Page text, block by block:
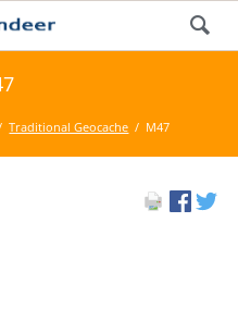
Traditional Geocache M47